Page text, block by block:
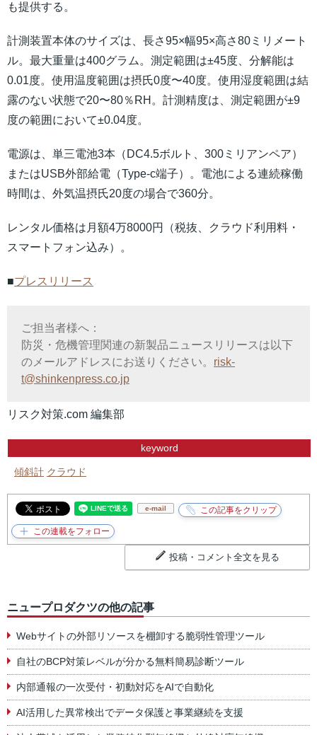
も提供する。
計測装置本体のサイズは、長さ95×幅95×高さ80ミリメート
ル。最大重量は400グラム。測定範囲は±45度、分解能は
0.01度。使用温度範囲は摂氏0度〜40度。使用湿度範囲は結
露のない状態で20〜80％RH。計測精度は、測定範囲が±9
度の範囲において±0.04度。
電源は、単三電池3本（DC4.5ボルト、300ミリアンペア）
またはUSB外部給電（Type-c端子）。電池による連続稼働
時間は、外気温摂氏20度の場合で360分。
レンタル価格は月額4万8000円（税抜、クラウド利用料・
スマートフォン込み）。
■プレスリリース
ご担当者様へ：
防災・危機管理関連の新製品ニュースリリースは以下
のメールアドレスにお送りください。 risk-
t@shinkenpress.co.jp
リスク対策.com 編集部
keyword
傾斜計 クラウド
e-mail
投稿・コメント全文を見る
ニュープロダクツの他の記事
Webサイトの外部リソースを棚卸する脆弱性管理ツール
自社のBCP対策レベルが分かる無料簡易診断ツール
内部通報の一次受付・初動対応をAIで自動化
AI活用した異常検出でデータ保護と事業継続を支援